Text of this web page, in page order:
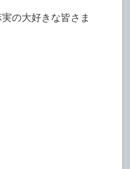
実の大好きな皆さま